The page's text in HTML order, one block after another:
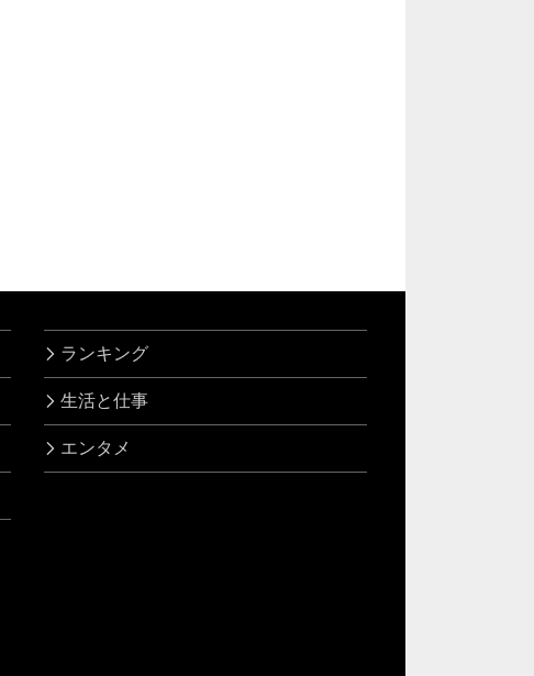
ランキング
生活と仕事
エンタメ